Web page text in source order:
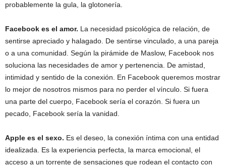
probablemente la gula, la glotonería.
Facebook es el amor. La necesidad psicológica de relación, de
sentirse apreciado y halagado. De sentirse vinculado, a una pareja
o a una comunidad. Según la pirámide de Maslow, Facebook nos
soluciona las necesidades de amor y pertenencia. De amistad,
intimidad y sentido de la conexión. En Facebook queremos mostrar
lo mejor de nosotros mismos para no perder el vínculo. Si fuera
una parte del cuerpo, Facebook sería el corazón. Si fuera un
pecado, Facebook sería la vanidad.
Apple es el sexo. Es el deseo, la conexión íntima con una entidad
idealizada. Es la experiencia perfecta, la marca emocional, el
acceso a un torrente de sensaciones que rodean el contacto con